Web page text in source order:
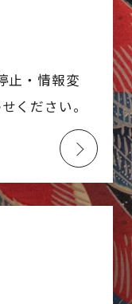
止・情報変
ください。